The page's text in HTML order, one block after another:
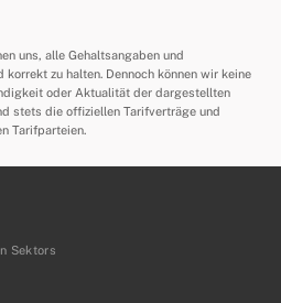
uns, alle Gehaltsangaben und
zu halten. Dennoch können wir keine
oder Aktualität der dargestellten
stets die offiziellen Tarifverträge und
Tarifparteien.
Sektors